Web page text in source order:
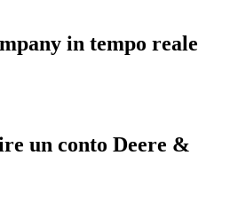
in tempo reale
un conto Deere &